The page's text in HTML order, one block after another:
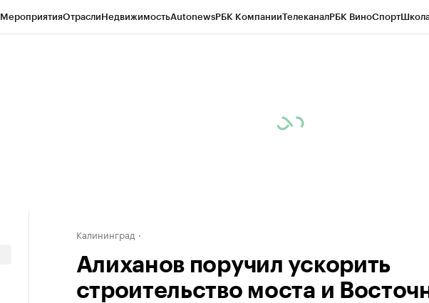
МероприятияОтраслиНедвижимостьAutonewsРБК КомпанииТелеканалРБК ВиноСпорт
Калининград
Алиханов поручил ускорить
строительство моста и